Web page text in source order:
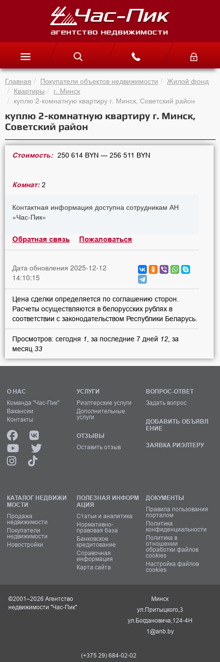
Главная Покупатели объектов недвижимости
Жилой фонд
Квартиры
г. Минск
куплю 2-комнатную квартиру г. Минск, Советский район
куплю 2-комнатную квартиру г. Минск,
Советский район
Стоимость: 250 614 BYN — 256 511 BYN
Комнат: 2
Контактная информация доступна сотрудникам АН
«Час-Пик»
Обратная связь Пожаловаться
Дата обновления 2025-12-12
14:10:15
Цена сделки определяется по соглашению сторон.
Расчеты осуществляются в белорусских рублях в
соответствии с законодательством Республики Беларусь.
Просмотров: сегодня 1 , за последние 7 дней 12 , за
месяц 33
О НАС
Команда "Час-Пик"
Вакансии
Контакты
УСЛУГИ
Риэлтерские услуги
Дополнительные
услуги
ОТЗЫВЫ
Оставить отзыв
ВОПРОС-ОТВЕТ
Задать вопрос
ДОБАВИТЬ ОБЪЯВЛ
ЕНИЕ
ЗАЯВКА РИЭЛТЕРУ
КАТАЛОГ НЕДВИЖИ
МОСТИ
Продажа
недвижимости
Покупатели
недвижимости
Новостройки
ПОЛЕЗНАЯ ИНФОРМ
АЦИЯ
Статьи и аналитика
Нормативно-
правовая база
Банковское
кредитование
Справочная
информация
Карта сайта
ДОКУМЕНТЫ
Правила пользования
порталом
Политика
конфиденциальности
Политика в
отношении
обработки файлов
cookies
Настройка файлов
cookies
©2001–2026 Агентство
недвижимости "Час-Пик"
Минск
ул.Притыцкого,3
ул.Богдановича,124-4Н
1@anb.by
(+375 29) 684-02-02